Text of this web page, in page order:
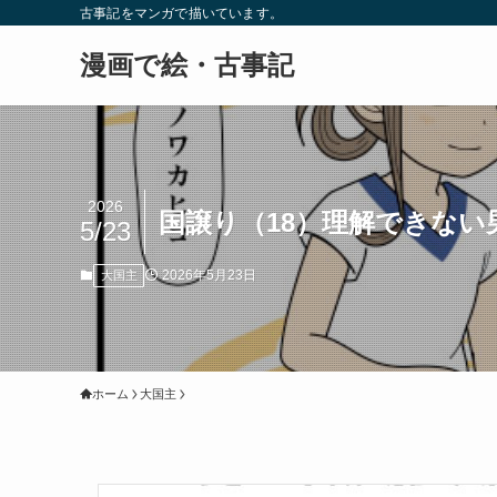
古事記をマンガで描いています。
漫画で絵・古事記
国譲り（18）理解できない
2026
5/23
大国主 2026年5月23日
ホーム 大国主